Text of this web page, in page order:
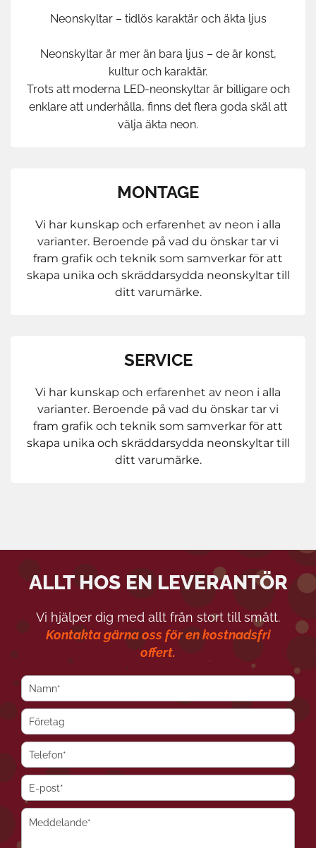
Neonskyltar – tidlös karaktär och äkta ljus
Neonskyltar är mer än bara ljus – de är konst,
kultur och karaktär.
Trots att moderna LED-neonskyltar är billigare och
enklare att underhålla, finns det flera goda skäl att
välja äkta neon.
MONTAGE
Vi har kunskap och erfarenhet av neon i alla
varianter. Beroende på vad du önskar tar vi
fram grafik och teknik som samverkar för att
skapa unika och skräddarsydda neonskyltar till
ditt varumärke.
SERVICE
Vi har kunskap och erfarenhet av neon i alla
varianter. Beroende på vad du önskar tar vi
fram grafik och teknik som samverkar för att
skapa unika och skräddarsydda neonskyltar till
ditt varumärke.
ALLT HOS EN LEVERANTÖR
Vi hjälper dig med allt från stort till smått.
Kontakta gärna oss för en kostnadsfri
offert.